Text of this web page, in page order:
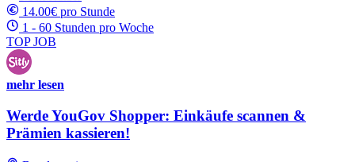
14.00€ pro Stunde
1 - 60 Stunden pro Woche
TOP JOB
mehr lesen
Werde YouGov Shopper: Einkäufe scannen &
Prämien kassieren!